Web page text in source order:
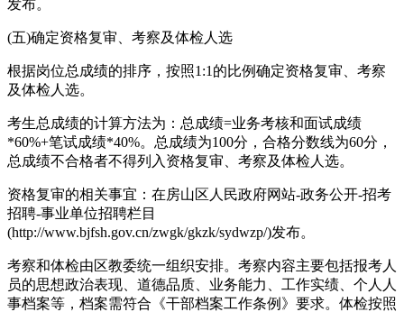
发布。
(五)确定资格复审、考察及体检人选
根据岗位总成绩的排序，按照1:1的比例确定资格复审、考察
及体检人选。
考生总成绩的计算方法为：总成绩=业务考核和面试成绩
*60%+笔试成绩*40%。总成绩为100分，合格分数线为60分，
总成绩不合格者不得列入资格复审、考察及体检人选。
资格复审的相关事宜：在房山区人民政府网站-政务公开-招考
招聘-事业单位招聘栏目
(http://www.bjfsh.gov.cn/zwgk/gkzk/sydwzp/)发布。
考察和体检由区教委统一组织安排。考察内容主要包括报考人
员的思想政治表现、道德品质、业务能力、工作实绩、个人人
事档案等，档案需符合《干部档案工作条例》要求。体检按照